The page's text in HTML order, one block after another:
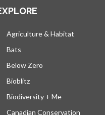
Agriculture & Habitat
Bats
Below Zero
Bioblitz
Biodiversity + Me
Canadian Conservation